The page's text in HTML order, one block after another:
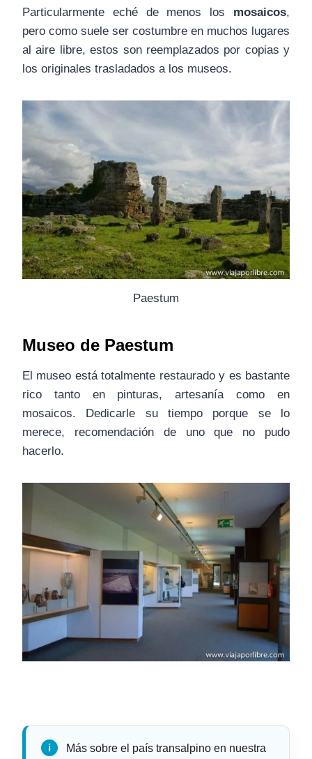
Particularmente eché de menos los mosaicos,
pero como suele ser costumbre en muchos lugares
al aire libre, estos son reemplazados por copias y
los originales trasladados a los museos.
Paestum
Museo de Paestum
El museo está totalmente restaurado y es bastante
rico tanto en pinturas, artesanía como en
mosaicos. Dedicarle su tiempo porque se lo
merece, recomendación de uno que no pudo
hacerlo.
Más sobre el país transalpino en nuestra